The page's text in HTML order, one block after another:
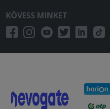
KÖVESS MINKET